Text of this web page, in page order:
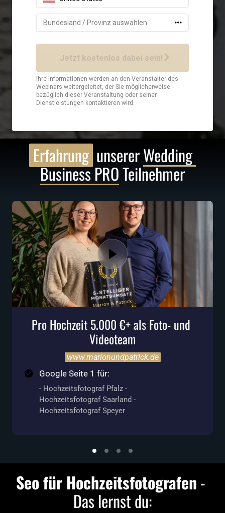
Erfahrung unserer Wedding
Business PRO Teilnehmer‍
Pro Hochzeit 5.000 €+ als Foto- und
Videoteam
www.marionundpatrick.de
Google Seite 1 für:
- Hochzeitsfotograf Pfalz -
Hochzeitsfotograf Saarland -
Hochzeitsfotograf Speyer
Seo für Hochzeitsfotografen -
Das lernst du: